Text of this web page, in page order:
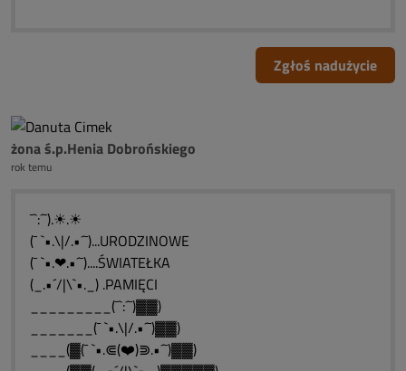
Zgłoś nadużycie
żona ś.p.Henia Dobrońskiego
rok temu
¯`:´¯).☀.☀
(¯ `•.\|/.•´¯)...URODZINOWE
(¯ `•.❤.•´¯)....ŚWIATEŁKA
(_.•´/|\`•._) .PAMIĘCI
_________(¯`:´¯)▓▓)
_______(¯ `•.\|/.•´¯)▓▓)
____(▓(¯ `•.⋐(❤️)⋑.•´¯)▓▓)